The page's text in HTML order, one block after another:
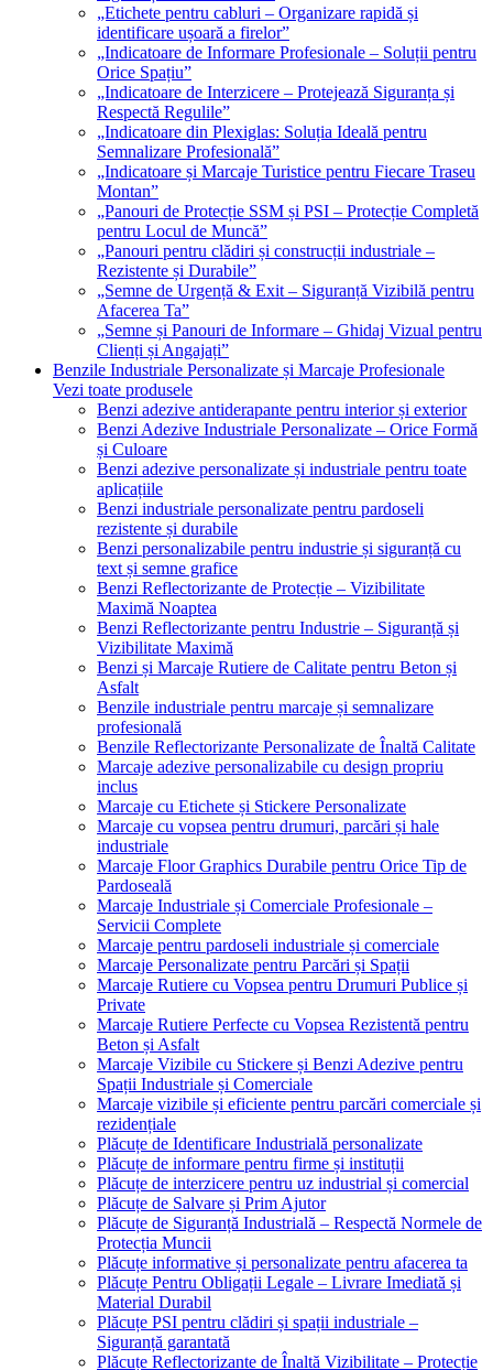
„Etichete pentru cabluri – Organizare rapidă și
identificare ușoară a firelor”
„Indicatoare de Informare Profesionale – Soluții pentru
Orice Spațiu”
„Indicatoare de Interzicere – Protejează Siguranța și
Respectă Regulile”
„Indicatoare din Plexiglas: Soluția Ideală pentru
Semnalizare Profesională”
„Indicatoare și Marcaje Turistice pentru Fiecare Traseu
Montan”
„Panouri de Protecție SSM și PSI – Protecție Completă
pentru Locul de Muncă”
„Panouri pentru clădiri și construcții industriale –
Rezistente și Durabile”
„Semne de Urgență & Exit – Siguranță Vizibilă pentru
Afacerea Ta”
„Semne și Panouri de Informare – Ghidaj Vizual pentru
Clienți și Angajați”
Benzile Industriale Personalizate și Marcaje Profesionale
Vezi toate produsele
Benzi adezive antiderapante pentru interior și exterior
Benzi Adezive Industriale Personalizate – Orice Formă
și Culoare
Benzi adezive personalizate și industriale pentru toate
aplicațiile
Benzi industriale personalizate pentru pardoseli
rezistente și durabile
Benzi personalizabile pentru industrie și siguranță cu
text și semne grafice
Benzi Reflectorizante de Protecție – Vizibilitate
Maximă Noaptea
Benzi Reflectorizante pentru Industrie – Siguranță și
Vizibilitate Maximă
Benzi și Marcaje Rutiere de Calitate pentru Beton și
Asfalt
Benzile industriale pentru marcaje și semnalizare
profesională
Benzile Reflectorizante Personalizate de Înaltă Calitate
Marcaje adezive personalizabile cu design propriu
inclus
Marcaje cu Etichete și Stickere Personalizate
Marcaje cu vopsea pentru drumuri, parcări și hale
industriale
Marcaje Floor Graphics Durabile pentru Orice Tip de
Pardoseală
Marcaje Industriale și Comerciale Profesionale –
Servicii Complete
Marcaje pentru pardoseli industriale și comerciale
Marcaje Personalizate pentru Parcări și Spații
Marcaje Rutiere cu Vopsea pentru Drumuri Publice și
Private
Marcaje Rutiere Perfecte cu Vopsea Rezistentă pentru
Beton și Asfalt
Marcaje Vizibile cu Stickere și Benzi Adezive pentru
Spații Industriale și Comerciale
Marcaje vizibile și eficiente pentru parcări comerciale și
rezidențiale
Plăcuțe de Identificare Industrială personalizate
Plăcuțe de informare pentru firme și instituții
Plăcuțe de interzicere pentru uz industrial și comercial
Plăcuțe de Salvare și Prim Ajutor
Plăcuțe de Siguranță Industrială – Respectă Normele de
Protecția Muncii
Plăcuțe informative și personalizate pentru afacerea ta
Plăcuțe Pentru Obligații Legale – Livrare Imediată și
Material Durabil
Plăcuțe PSI pentru clădiri și spații industriale –
Siguranță garantată
Plăcuțe Reflectorizante de Înaltă Vizibilitate – Protecție